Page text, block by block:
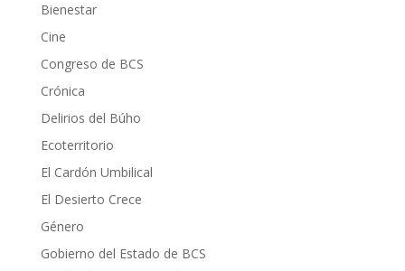
Bienestar
Cine
Congreso de BCS
Crónica
Delirios del Búho
Ecoterritorio
El Cardón Umbilical
El Desierto Crece
Género
Gobierno del Estado de BCS